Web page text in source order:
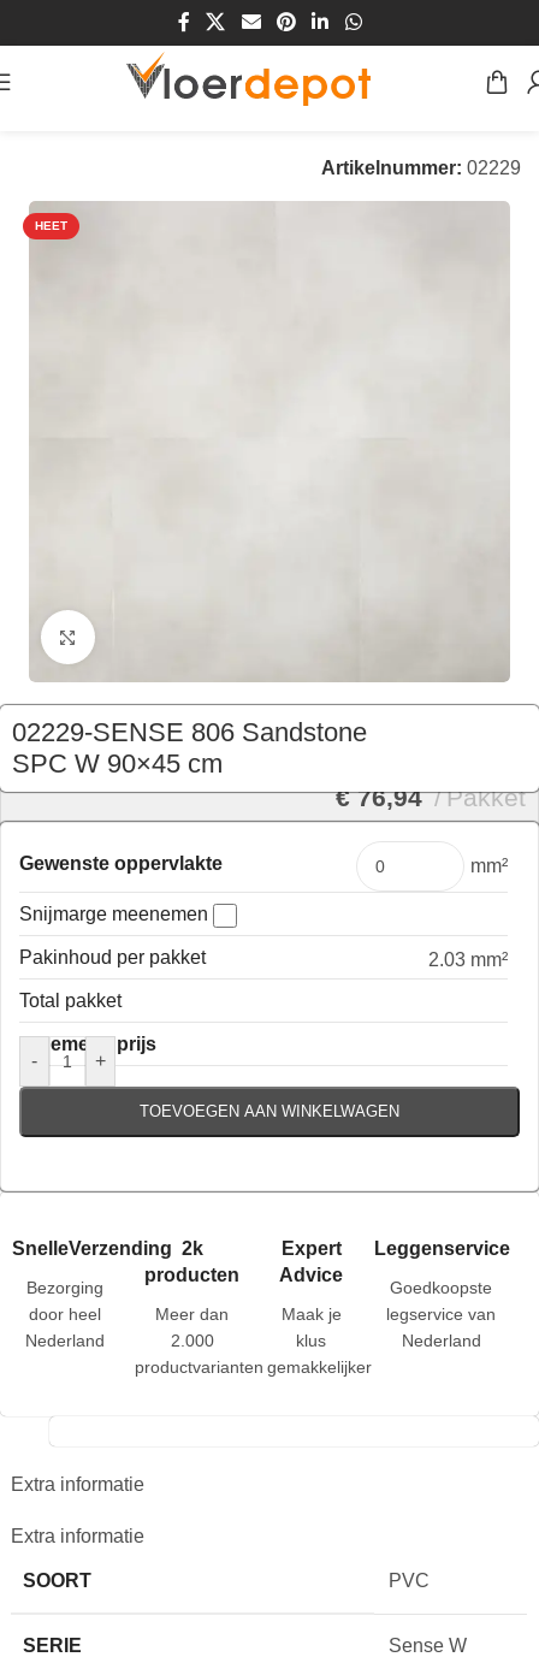
/Vloeren/PVC Vloeren
Artikelnummer: 02229
HEET
Klik om te vergroten
02229-SENSE 806 Sandstone
SPC W 90×45 cm
€76,94 Pakket
€76,94
Gewenste oppervlakte mm²
Snijmarge meenemen
Pakinhoud per pakket
2.03 mm²
Total pakket
Algemene prijs
-
+
TOEVOEGEN AAN WINKELWAGEN
SnelleVerzending
Bezorging
door heel
Nederland
2k
producten
Meer dan
2.000
productvarianten
Expert
Advice
Maak je
klus
gemakkelijker
Leggenservice
Goedkoopste
legservice van
Nederland
Extra informatie
Extra informatie
SOORT PVC
SERIE Sense W